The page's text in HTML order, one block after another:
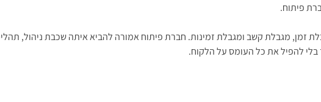
פיתוח.
זמן, מגבלת קשב ומגבלת זמינות. חברת פיתוח אמורה להביא איתה שכבת ניהול,
להפיל את כל העומס על הלקוח.